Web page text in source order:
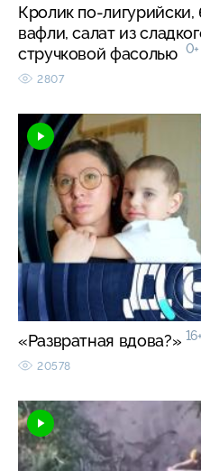
Кролик по-
вафли, салат из
стручковой фасолью 0+
2807
«Развратная вдова?» 16+
20578